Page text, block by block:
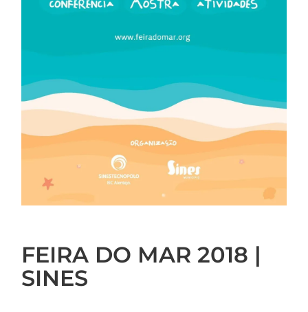
FEIRA DO MAR 2018 |
SINES